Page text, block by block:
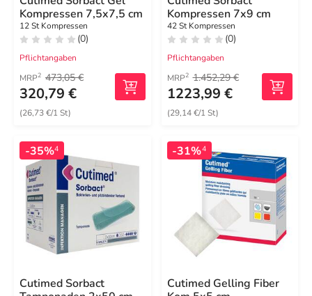
Kompressen 7,5x7,5 cm
12 St Kompressen
(0)
Pflichtangaben
MRP2 473,05 €
320,79 €
(26,73 €/1 St)
Kompressen 7x9 cm
42 St Kompressen
(0)
Pflichtangaben
MRP2 1.452,29 €
1223,99 €
(29,14 €/1 St)
-35%4
Cutimed Sorbact
-31%4
Cutimed Gelling Fiber